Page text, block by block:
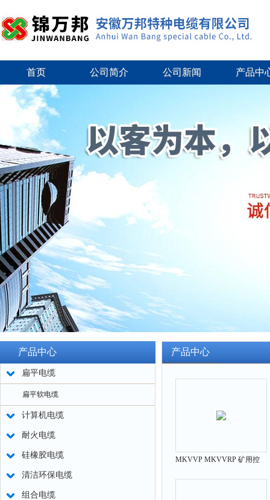
首页 公司简介 公司新闻 产品中
产品中心
扁平电缆
扁平软电缆
计算机电缆
耐火电缆
硅橡胶电缆
清洁环保电缆
组合电缆
产品中心
MKVVP MKVVRP 矿用控